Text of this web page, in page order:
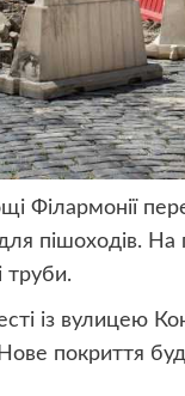
Філармонії
пішоходів. На
труби.
із вулицею
покриття